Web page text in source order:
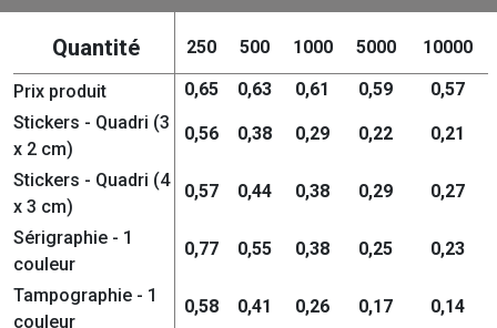
Quantité 250 500 1000 5000 10000
Prix produit 0,65 0,63 0,61 0,59
0,57
Stickers - Quadri (3
x 2 cm)
0,56 0,38 0,29 0,22 0,21
Stickers - Quadri (4
x 3 cm)
0,57 0,44 0,38 0,29 0,27
Sérigraphie - 1
couleur
0,77 0,55 0,38 0,25 0,23
Tampographie - 1
couleur
0,58 0,41 0,26 0,17 0,14